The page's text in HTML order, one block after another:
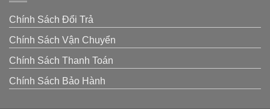
Chính Sách Đổi Trả
Chính Sách Vận Chuyển
Chính Sách Thanh Toán
Chính Sách Bảo Hành